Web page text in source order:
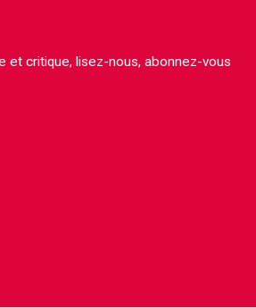
et critique, lisez-nous, abonnez-vous